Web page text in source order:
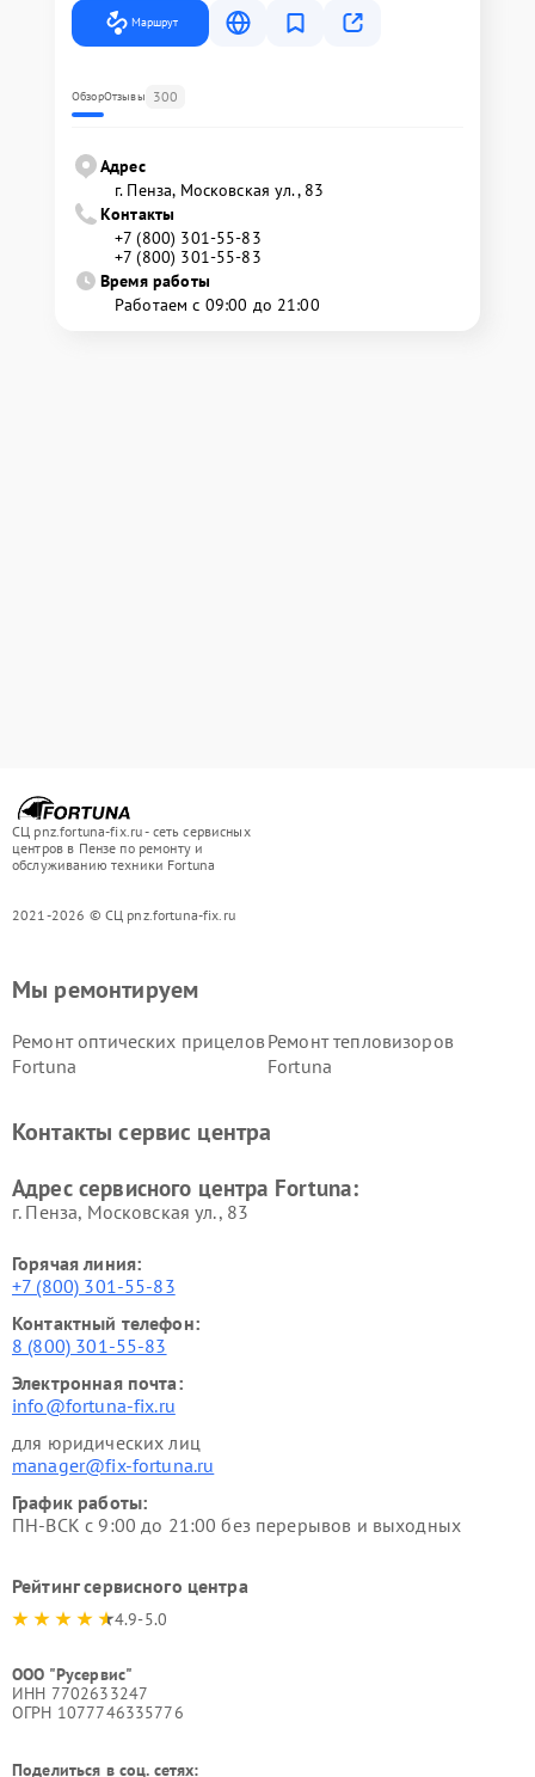
Маршрут
ОбзорОтзывы 300
Адрес
г. Пенза, Московская ул., 83
Контакты
+7 (800) 301-55-83
+7 (800) 301-55-83
Время работы
Работаем с 09:00 до 21:00
СЦ pnz.fortuna-fix.ru - сеть сервисных
центров в Пензе по ремонту и
обслуживанию техники Fortuna
2021-2026 © СЦ pnz.fortuna-fix.ru
Мы ремонтируем
Ремонт оптических прицелов
Fortuna
Ремонт тепловизоров
Fortuna
Контакты сервис центра
Адрес сервисного центра Fortuna:
г. Пенза, Московская ул., 83
Горячая линия:
+7 (800) 301-55-83
Контактный телефон:
8 (800) 301-55-83
Электронная почта:
info@fortuna-fix.ru
для юридических лиц
manager@fix-fortuna.ru
График работы:
ПН-ВСК с 9:00 до 21:00 без перерывов и выходных
Рейтинг сервисного центра
4.9-5.0
ООО "Русервис"
ИНН 7702633247
ОГРН 1077746335776
Поделиться в соц. сетях: